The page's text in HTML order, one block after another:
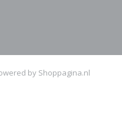
by Shoppagina.nl